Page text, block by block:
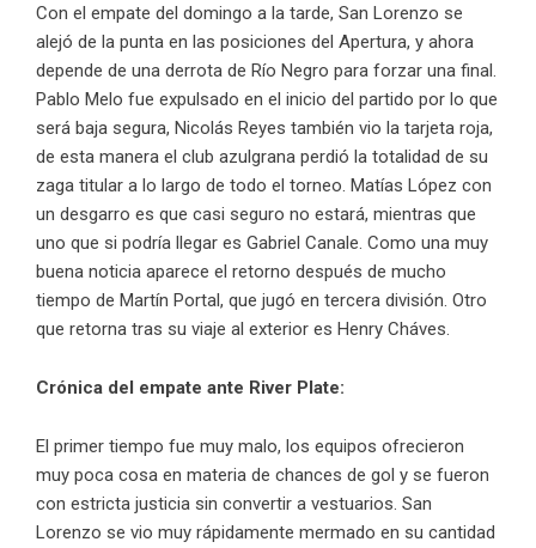
Con el empate del domingo a la tarde, San Lorenzo se
alejó de la punta en las posiciones del Apertura, y ahora
depende de una derrota de Río Negro para forzar una final.
Pablo Melo fue expulsado en el inicio del partido por lo que
será baja segura, Nicolás Reyes también vio la tarjeta roja,
de esta manera el club azulgrana perdió la totalidad de su
zaga titular a lo largo de todo el torneo. Matías López con
un desgarro es que casi seguro no estará, mientras que
uno que si podría llegar es Gabriel Canale. Como una muy
buena noticia aparece el retorno después de mucho
tiempo de Martín Portal, que jugó en tercera división. Otro
que retorna tras su viaje al exterior es Henry Cháves.
Crónica del empate ante River Plate:
El primer tiempo fue muy malo, los equipos ofrecieron
muy poca cosa en materia de chances de gol y se fueron
con estricta justicia sin convertir a vestuarios. San
Lorenzo se vio muy rápidamente mermado en su cantidad